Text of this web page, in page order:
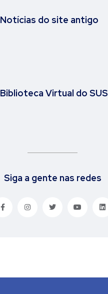
Notícias do site antigo
Biblioteca Virtual do SUS
Siga a gente nas redes